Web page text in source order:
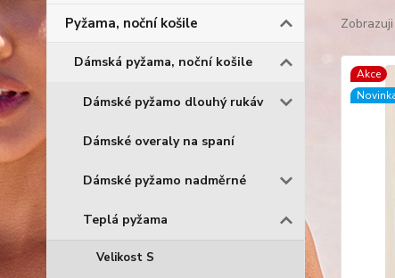
Pyžama, noční košile
Dámská pyžama, noční košile
Dámské pyžamo dlouhý rukáv
Dámské overaly na spaní
Dámské pyžamo nadměrné
Teplá pyžama
Velikost S
Akce